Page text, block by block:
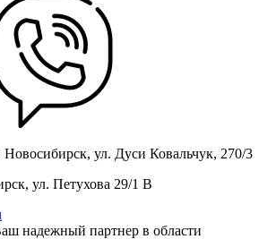
Новосибирск, ул. Дуси Ковальчук, 270/3
ул. Петухова 29/1 В
надежный партнер в области